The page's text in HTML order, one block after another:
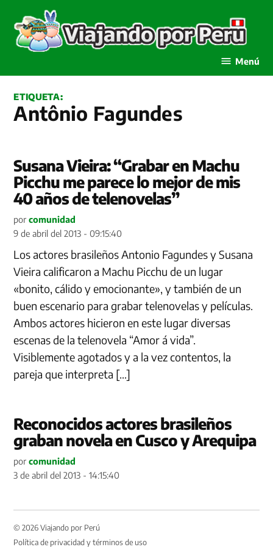
contenido
Menú
ETIQUETA:
Antônio Fagundes
Susana Vieira: “Grabar en Machu
Picchu me parece lo mejor de mis
40 años de telenovelas”
por comunidad
9 de abril del 2013 - 09:15:40
Los actores brasileños Antonio Fagundes y Susana
Vieira calificaron a Machu Picchu de un lugar
«bonito, cálido y emocionante», y también de un
buen escenario para grabar telenovelas y películas.
Ambos actores hicieron en este lugar diversas
escenas de la telenovela “Amor á vida”.
Visiblemente agotados y a la vez contentos, la
pareja que interpreta […]
Reconocidos actores brasileños
graban novela en Cusco y Arequipa
por comunidad
3 de abril del 2013 - 14:15:40
© 2026 Viajando por Perú
Política de privacidad y términos de uso